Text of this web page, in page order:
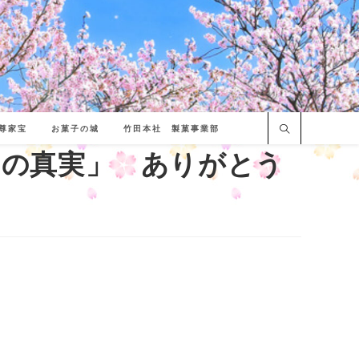
家宝 お菓子の城 竹田本社 製菓事業部
真実」 ありがとう